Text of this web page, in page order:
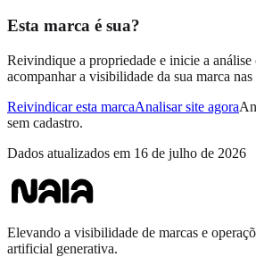
Esta marca é sua?
Reivindique a propriedade e inicie a análise
acompanhar a visibilidade da sua marca
Reivindicar esta marcaAnalisar site agora
sem cadastro.
Dados atualizados em 16 de julho de 2026
Elevando a visibilidade de marcas e
artificial generativa.